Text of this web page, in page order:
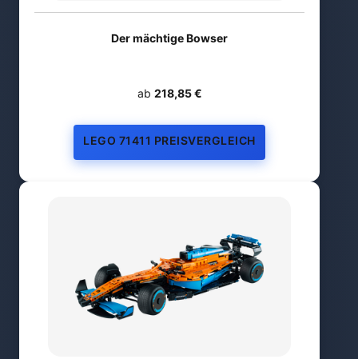
Der mächtige Bowser
ab 218,85 €
LEGO 71411 PREISVERGLEICH